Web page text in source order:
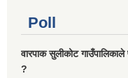
Poll
वारपाक सुलीकोट
?